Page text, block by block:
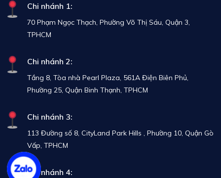
Chi nhánh 1:
70 Phạm Ngọc Thạch, Phường Võ Thị Sáu, Quận 3,
TPHCM
Chi nhánh 2:
Tầng 8, Tòa nhà Pearl Plaza, 561A Điện Biên Phủ,
Phường 25, Quận Binh Thạnh, TPHCM
Chi nhánh 3:
113 Đường số 8, CityLand Park Hills , Phường 10, Quận Gò
Vấp, TPHCM
Chi nhánh 4: